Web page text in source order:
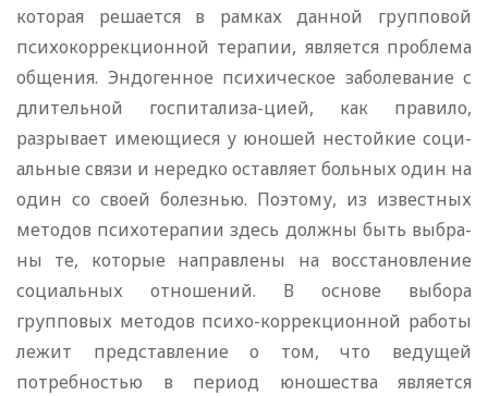
которая решается в рамках данной групповой
психокоррекционной терапии, является проблема
общения. Эндогенное психическое заболевание с
длительной госпитализа-цией, как правило,
разрывает имеющиеся у юношей нестойкие соци-
альные связи и нередко оставляет больных один на
один со своей болезнью. Поэтому, из известных
методов психотерапии здесь должны быть выбра-
ны те, которые направлены на восстановление
социальных отношений. В основе выбора
групповых методов психо-коррекционной работы
лежит представление о том, что ведущей
потребностью в период юношества является